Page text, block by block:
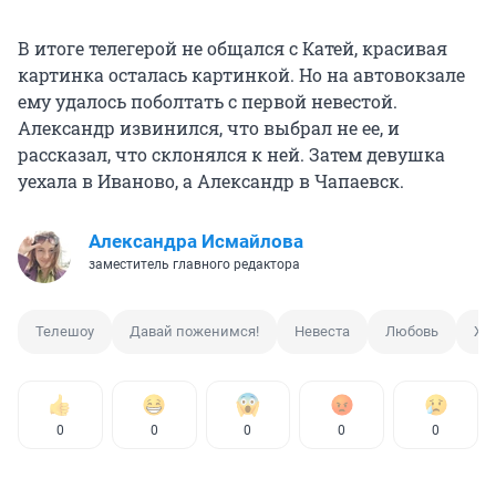
В итоге телегерой не общался с Катей, красивая
картинка осталась картинкой. Но на автовокзале
ему удалось поболтать с первой невестой.
Александр извинился, что выбрал не ее, и
рассказал, что склонялся к ней. Затем девушка
уехала в Иваново, а Александр в Чапаевск.
Александра Исмайлова
заместитель главного редактора
Телешоу Давай поженимся! Невеста Любовь
0 0 0 0 0